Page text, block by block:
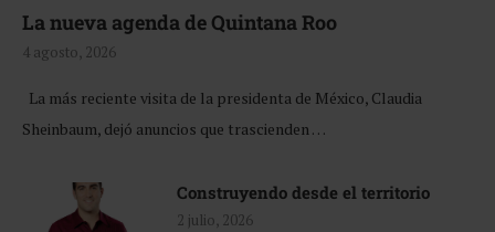
La nueva agenda de Quintana Roo
4 agosto, 2026
La más reciente visita de la presidenta de México, Claudia
Sheinbaum, dejó anuncios que trascienden …
Construyendo desde el territorio
2 julio, 2026